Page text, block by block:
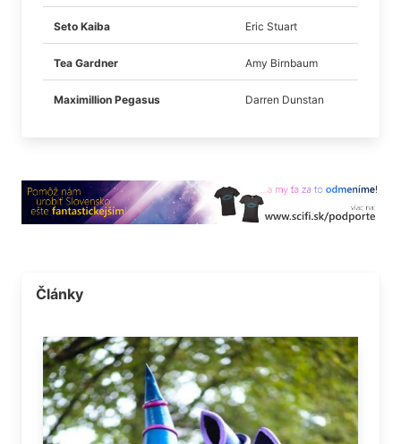
Seto Kaiba Eric Stuart
Tea Gardner Amy Birnbaum
Maximillion Pegasus Darren Dunstan
Články